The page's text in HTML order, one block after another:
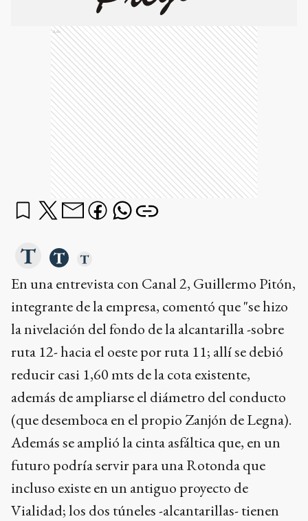
Ads
En una entrevista con Canal 2, Guillermo Pitón,
integrante de la empresa, comentó que "se hizo
la nivelación del fondo de la alcantarilla -sobre
ruta 12- hacia el oeste por ruta 11; allí se debió
reducir casi 1,60 mts de la cota existente,
además de ampliarse el diámetro del conducto
(que desemboca en el propio Zanjón de Legna).
Además se amplió la cinta asfáltica que, en un
futuro podría servir para una Rotonda que
incluso existe en un antiguo proyecto de
Vialidad; los dos túneles -alcantarillas- tienen